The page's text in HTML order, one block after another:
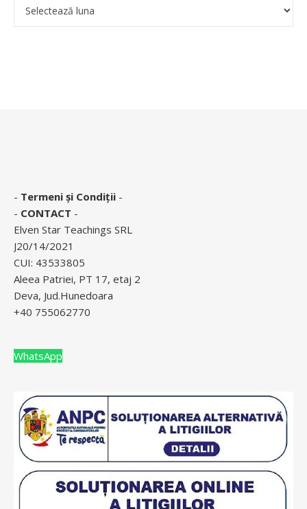
- Termeni și Condiții -
- CONTACT -
Elven Star Teachings SRL
J20/14/2021
CUI: 43533805
Aleea Patriei, PT 17, etaj 2
Deva, Jud.Hunedoara
+40 755062770
WhatsApp